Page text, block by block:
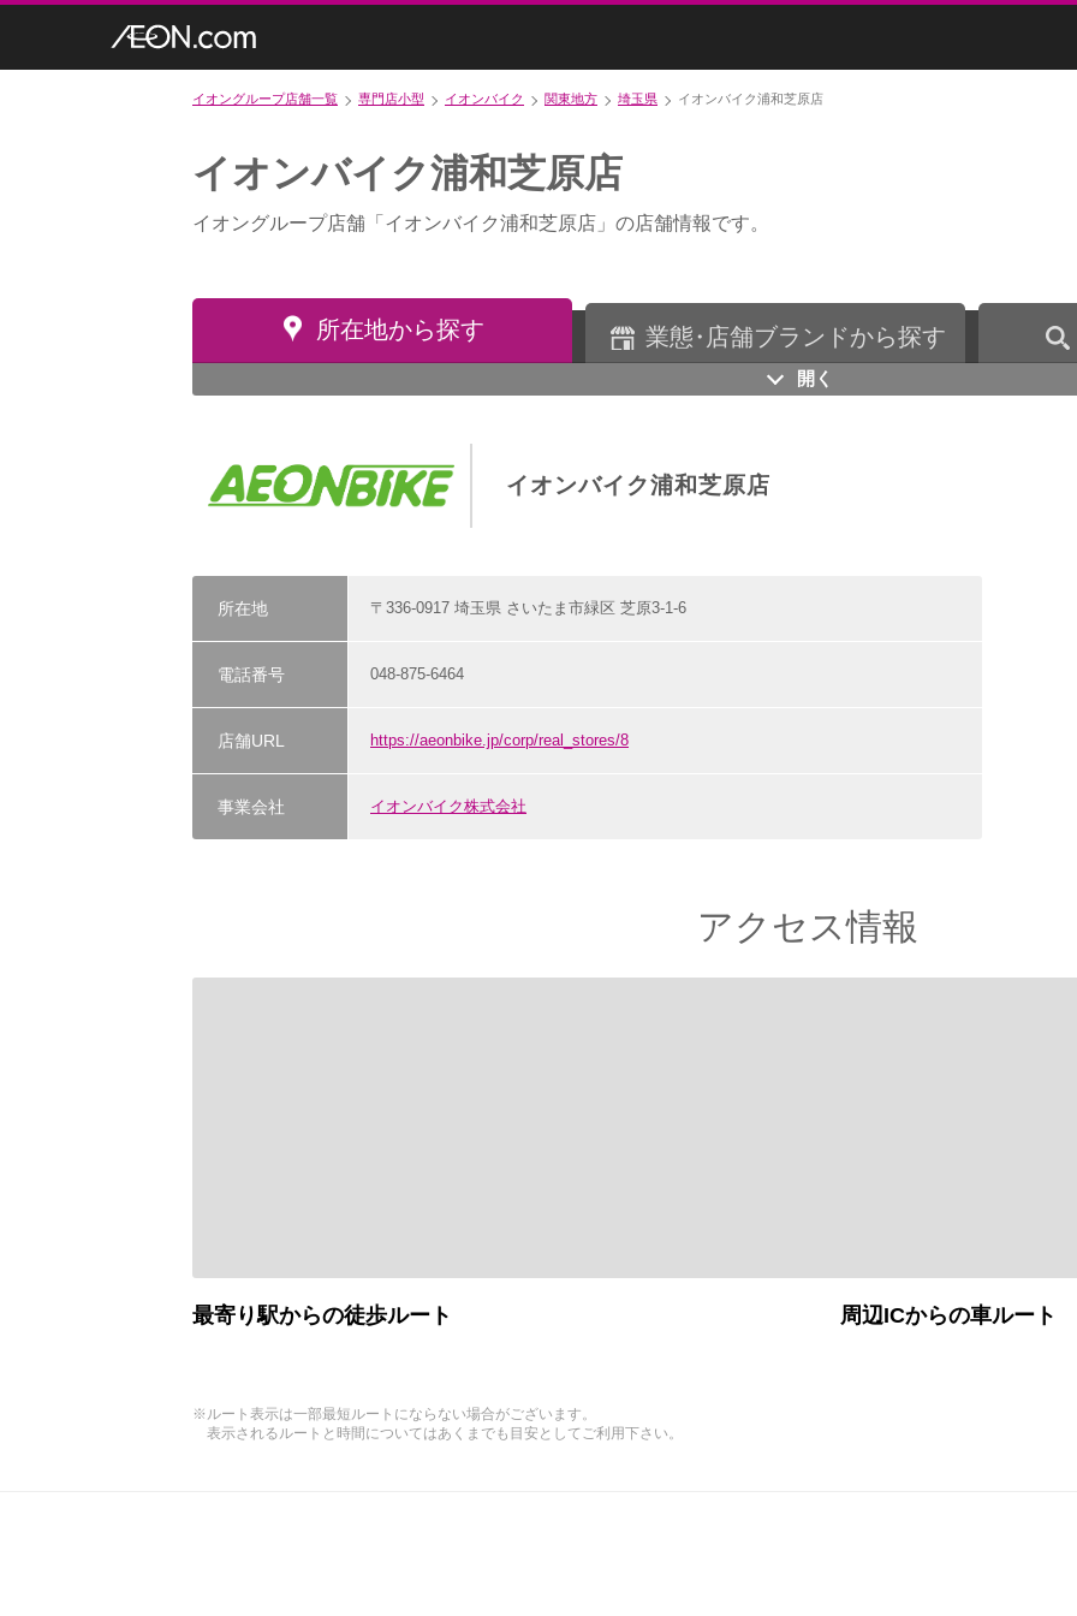
イオングループ店舗一覧 専門店小型 イオンバイク 関東地方 埼玉県 イオンバイク浦和芝原店
イオンバイク浦和芝原店
イオングループ店舗「イオンバイク浦和芝原店」の店舗情報です。
所在地から探す 業態・ 店舗ブランドから探す
開く
イオンバイク浦和芝原店
所在地 〒336-0917 埼玉県 さいたま市緑区 芝原3-1-6
電話番号 048-875-6464
店舗URL https://aeonbike.jp/corp/real_stores/8
事業会社 イオンバイク株式会社
アクセス情報
最寄り駅からの徒歩ルート 周辺ICからの車ルート
※ルート表示は一部最短ルートにならない場合がございます。
表示されるルートと時間についてはあくまでも目安としてご利用下さい。